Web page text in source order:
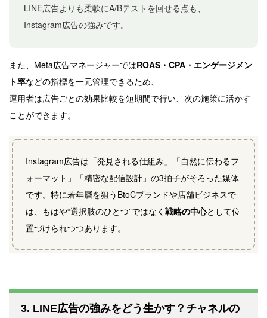
LINE広告よりも柔軟にA/Bテストを回せる点も、
Instagram広告の強みです。
また、Meta広告マネージャーではROAS・CPA・エンゲージメン
ト率などの指標を一元管理できるため、
運用者は広告ごとの効果比較を短期間で行い、次の施策に活かす
ことができます。
Instagram広告は「発見される仕組み」「自然に伝わるフ
ォーマット」「精密な配信設計」の3拍子がそろった媒体
です。特に若年層を狙うBtoCブランドや店舗ビジネスで
は、もはや“選択肢のひとつ”ではなく 戦略の中心として位
置づけられつつあります。
3. LINE広告の強みをどう生かす？チャネルの